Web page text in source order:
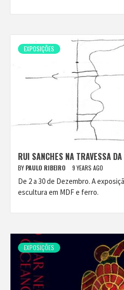
EXPOSIÇÕES
RUI SANCHES NA TRAVESSA
BY PAULO RIBEIRO 9 YEARS AGO
De 2 a 30 de Dezembro. A
escultura em MDF e ferro.
EXPOSIÇÕES